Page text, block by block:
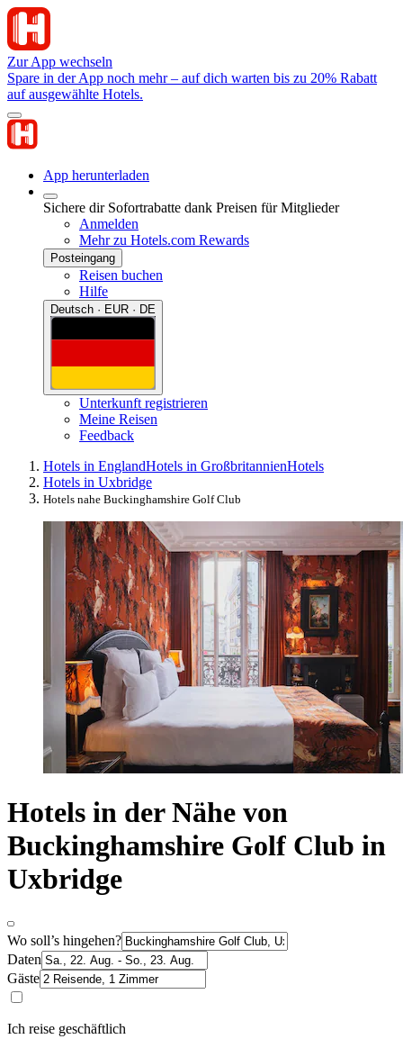
Zur App wechseln
Spare in der App noch mehr – auf dich warten bis zu 20% Rabatt
auf ausgewählte Hotels.
App herunterladen
Sichere dir Sofortrabatte dank Preisen für Mitglieder
Anmelden
Mehr zu Hotels.com Rewards
Posteingang
Reisen buchen
Hilfe
Deutsch · EUR · DE
Unterkunft registrieren
Meine Reisen
Feedback
Hotels in EnglandHotels in GroßbritannienHotels
Hotels in Uxbridge
Hotels nahe Buckinghamshire Golf Club
Hotels in der Nähe von
Buckinghamshire Golf Club in
Uxbridge
Wo soll’s hingehen?
Daten
Gäste
Ich reise geschäftlich